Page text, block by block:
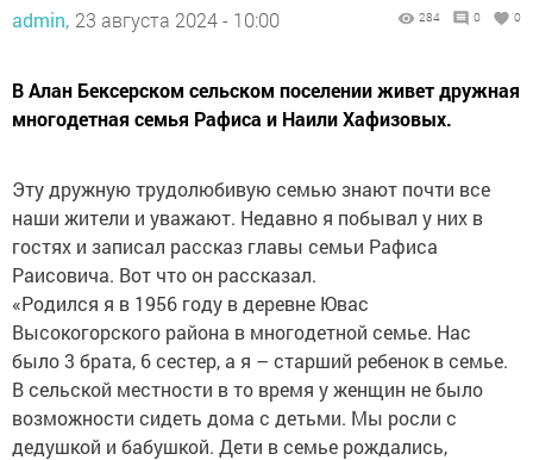
admin, 23 августа 2024 - 10:00 284 0 0
В Алан Бексерском сельском поселении живет дружная
многодетная семья Рафиса и Наили Хафизовых.
Эту дружную трудолюбивую семью знают почти все
наши жители и уважают. Недавно я побывал у них в
гостях и записал рассказ главы семьи Рафиса
Раисовича. Вот что он рассказал.
«Родился я в 1956 году в деревне Ювас
Высокогорского района в многодетной семье. Нас
было 3 брата, 6 сестер, а я – старший ребенок в семье.
В сельской местности в то время у женщин не было
возможности сидеть дома с детьми. Мы росли с
дедушкой и бабушкой. Дети в семье рождались,